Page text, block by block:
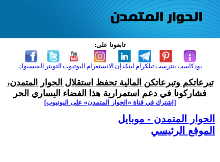
تابعونا على:
الفيسبوك التويتر اليوتيوب الانستغرام لينكدإن تيلكرامبنترست بودكاست
تبرعاتكم وتبرعاتكن المالية تحفظ استقلال الحوار المتمدن،
فشاركونا في دعم استمرارية هذا الفضاء اليساري الحر
[اشترك في قناة ‫«الحوار المتمدن» على اليوتيوب]
الحوار المتمدن - موبايل
الموقع الرئيسي